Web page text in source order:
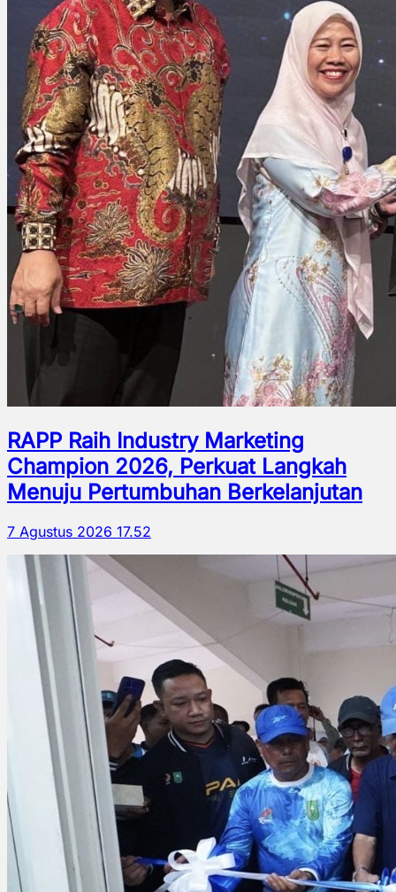
RAPP Raih Industry Marketing
Champion 2026, Perkuat Langkah
Menuju Pertumbuhan Berkelanjutan
7 Agustus 2026 17.52